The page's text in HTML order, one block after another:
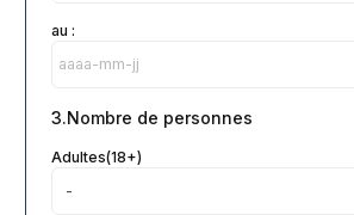
au :
3.Nombre de personnes
Adultes(18+)